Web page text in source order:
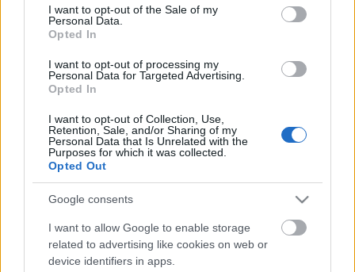
consent section.
I want to opt-out of the Sale of my
Personal Data.
Opted In
I want to opt-out of processing my
Personal Data for Targeted Advertising.
Opted In
I want to opt-out of Collection, Use,
Retention, Sale, and/or Sharing of my
Personal Data that Is Unrelated with the
Purposes for which it was collected.
Opted Out
Google consents
I want to allow Google to enable storage
related to advertising like cookies on web or
device identifiers in apps.
A nyári napforduló ünnepe
A Szent Iván-nap és a zene
nemzetikonyvtar •2022. június 21.